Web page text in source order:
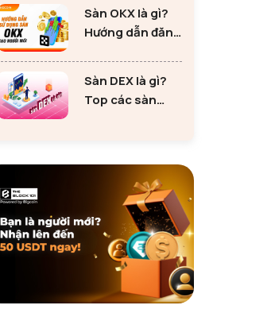
tư Ethereum
Sàn OKX là gì?
Hướng dẫn đăng
mới
Sàn DEX là gì?
Top các sàn